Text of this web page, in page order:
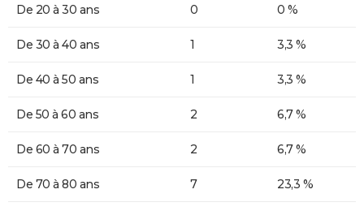
De 20 à 30 ans 0 0 %
De 30 à 40 ans 1 3,3 %
De 40 à 50 ans 1 3,3 %
De 50 à 60 ans 2 6,7 %
De 60 à 70 ans 2 6,7 %
De 70 à 80 ans 7 23,3 %